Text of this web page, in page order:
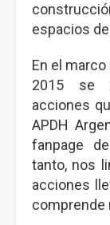
espacios
En el
2015 se
acciones
APDH
fanpage
tanto, nos
acciones
comprende